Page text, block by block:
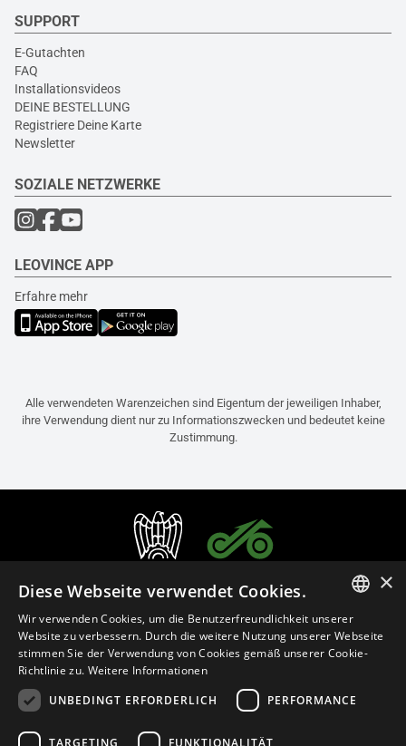
SUPPORT
E-Gutachten
FAQ
Installationsvideos
DEINE BESTELLUNG
Registriere Deine Karte
Newsletter
SOZIALE NETZWERKE
LEOVINCE APP
Erfahre mehr
Alle verwendeten Warenzeichen sind Eigentum der jeweiligen Inhaber,
ihre Verwendung dient nur zu Informationszwecken und bedeutet keine
Zustimmung.
Deutsch (Österreich)
ITALIAN
ENGLISH
×
Diese Webseite verwendet Cookies.
Wir verwenden Cookies, um die Benutzerfreundlichkeit unserer
Website zu verbessern. Durch die weitere Nutzung unserer Webseite
stimmen Sie der Verwendung von Cookies gemäß unserer Cookie-
Richtlinie zu. Weitere Informationen
UNBEDINGT ERFORDERLICH
PERFORMANCE
TARGETING FUNKTIONALITÄT